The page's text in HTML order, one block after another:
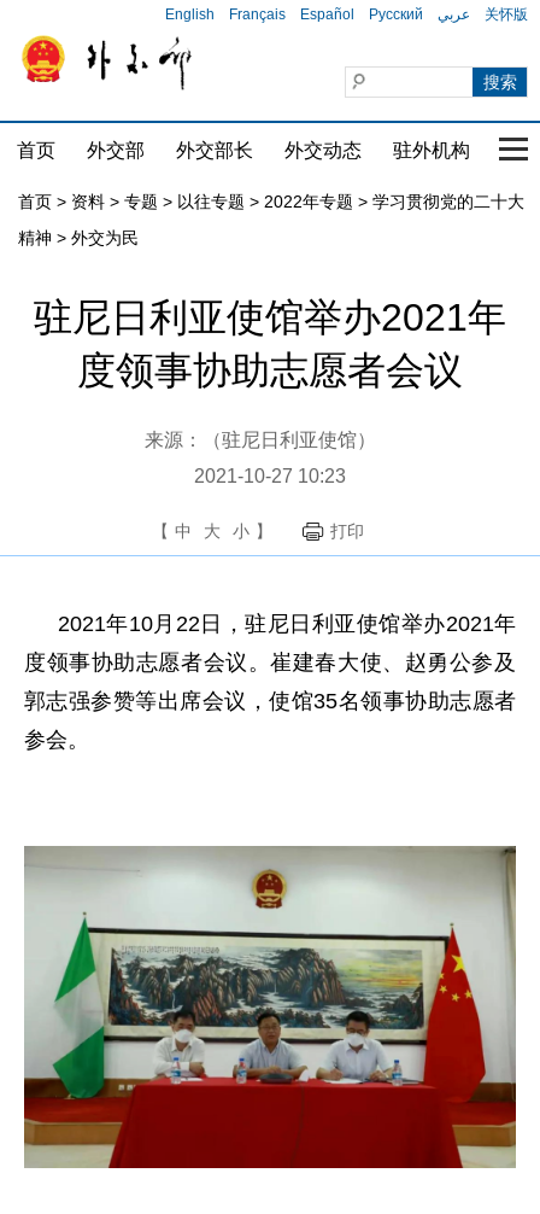
English Français Español Русский عربي 关怀版
首页 外交部 外交部长 外交动态 驻外机构 国
首页 > 资料 > 专题 > 以往专题 > 2022年专题 > 学习贯彻党的二十大
精神 > 外交为民
驻尼日利亚使馆举办2021年
度领事协助志愿者会议
来源：（驻尼日利亚使馆）
2021-10-27 10:23
【 中 大 小 】 打印
2021年10月22日，驻尼日利亚使馆举办2021年
度领事协助志愿者会议。崔建春大使、赵勇公参及
郭志强参赞等出席会议，使馆35名领事协助志愿者
参会。